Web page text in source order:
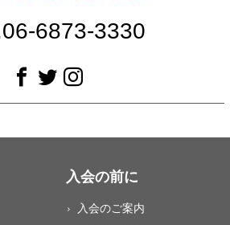
6873-3330
入会の前に
入会のご案内